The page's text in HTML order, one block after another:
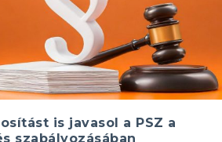
is javasol a PSZ a
szabályozásában